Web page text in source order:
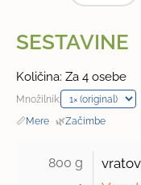
SESTAVINE
Količina: Za 4 osebe
Množilnik:
📏Mere · 🌿Začimbe
800 g